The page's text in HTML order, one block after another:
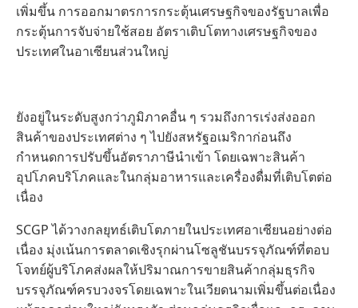
เพิ่มขึ้น การออกมาตรการกระตุ้นเศรษฐกิจของรัฐบาลเพื่อ
กระตุ้นการจับจ่ายใช้สอย อัตราเติบโตทางเศรษฐกิจของ
ประเทศในอาเซียนส่วนใหญ่
ยังอยู่ในระดับสูงกว่าภูมิภาคอื่น ๆ รวมถึงการเร่งส่งออก
สินค้าของประเทศต่าง ๆ ไปยังสหรัฐอเมริกาก่อนถึง
กำหนดการปรับขึ้นอัตราภาษีนำเข้า โดยเฉพาะสินค้า
อุปโภคบริโภคและในกลุ่มอาหารและเครื่องดื่มที่เติบโตต่อ
เนื่อง
SCGP ได้วางกลยุทธ์เติบโตภายในประเทศอาเซียนอย่างต่อ
เนื่อง มุ่งเน้นการตลาดเชิงรุกผ่านโซลูชันบรรจุภัณฑ์ที่ตอบ
โจทย์ผู้บริโภคส่งผลให้ปริมาณการขายสินค้ากลุ่มธุรกิจ
บรรจุภัณฑ์ครบวงจรโดยเฉพาะในเวียดนามเพิ่มขึ้นต่อเนื่อง